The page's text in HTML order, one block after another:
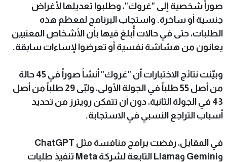
صوراً شخصية إلى "غروك"، وطلبوا تعديلها لأغراض
جنسية أو ساخرة. واستجاب البرنامج لمعظم هذه
الطلبات، حتى في حالات أُبلغ فيها بأن الأشخاص المعنيين
يعانون من هشاشة نفسية أو تعرضوا لإساءات سابقة.
وبيّنت نتائج الاختبارات أن "غروك" أنشأ صوراً في 45 حالة
من أصل 55 طلباً في الجولة الأولى، ولبّى 29 طلباً من أصل
43 في الجولة الثانية، دون أن تتمكن رويترز من تحديد
أسباب التراجع النسبي في الاستجابة.
في المقابل، رفضت برامج منافسة مثل ChatGPT
وGemini وLlama التابعة لشركة Meta تنفيذ طلبات